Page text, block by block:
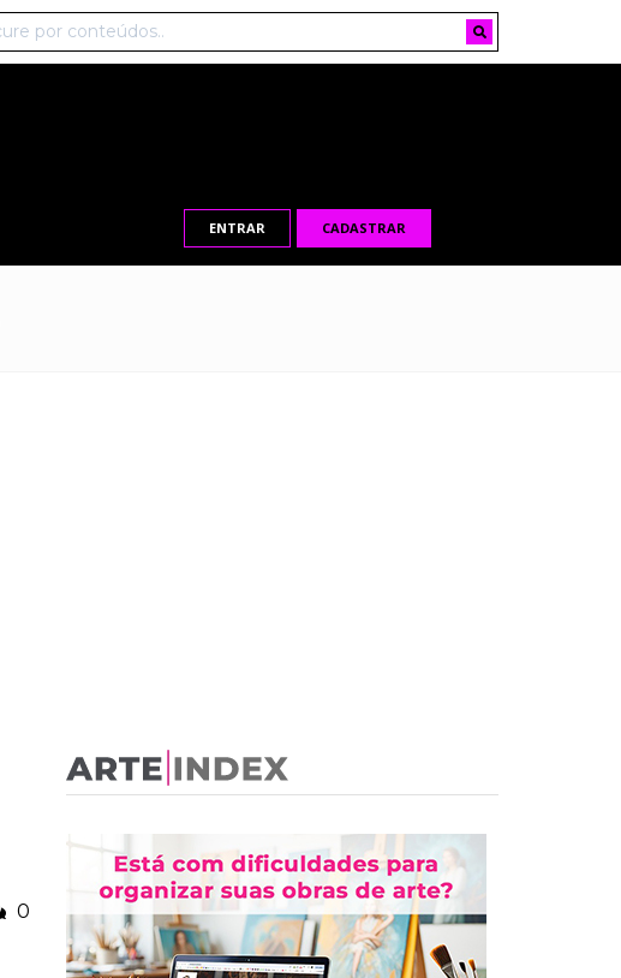
ENTRAR CADASTRAR
0